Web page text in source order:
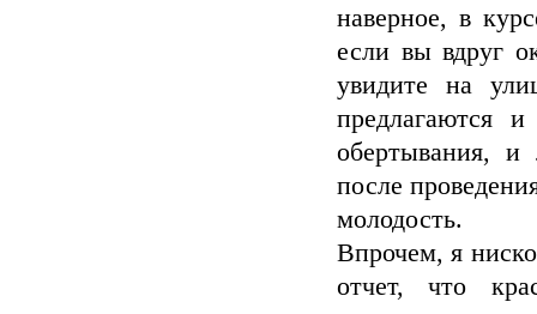
наверное, в
если вы вдруг
увидите на
предлагаются
обертывания, и
после
молодость.
Впрочем, я
отчет, что